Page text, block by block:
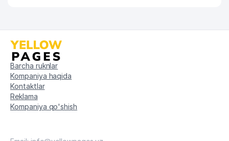
62
IXTISOSLASHTIRILGAN BOLALAR VA
O'SMIRLAR SPORT MAKTABI
63 MIRZOBORON TAOMI MChJ
64
MAKTABI
TARTIBDAGI TADBIRKOR
Barcha ruknlar
Kompaniya haqida
Kontaktlar
Reklama
Kompaniya qo'shish